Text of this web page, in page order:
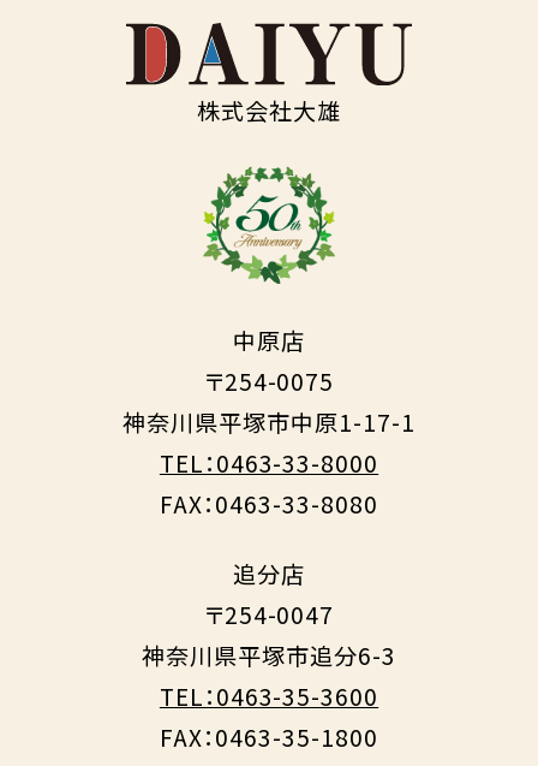
株式会社大雄
中原店
〒254-0075
神奈川県平塚市中原1-17-1
TEL：0463-33-8000
FAX：0463-33-8080
追分店
〒254-0047
神奈川県平塚市追分6-3
TEL：0463-35-3600
FAX：0463-35-1800